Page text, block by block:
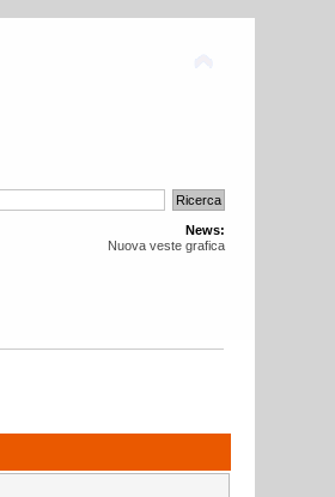
News:
Nuova veste grafica